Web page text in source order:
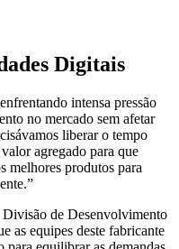
Digitais
intensa pressão
no mercado sem afetar
liberar o tempo
agregado para que
melhores produtos para
de Desenvolvimento
as equipes deste fabricante